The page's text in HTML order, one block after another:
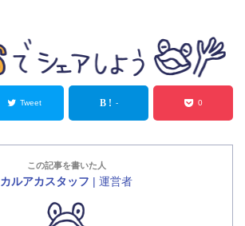
Tweet - 0
この記事を書いた人
カルアカスタッフ | 運営者